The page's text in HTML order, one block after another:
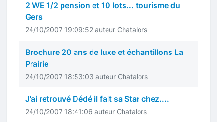
2 WE 1/2 pension et 10 lots... tourisme du
Gers
24/10/2007 19:09:52 auteur Chatalors
Brochure 20 ans de luxe et échantillons La
Prairie
24/10/2007 18:53:03 auteur Chatalors
J'ai retrouvé Dédé il fait sa Star chez....
24/10/2007 18:41:06 auteur Chatalors